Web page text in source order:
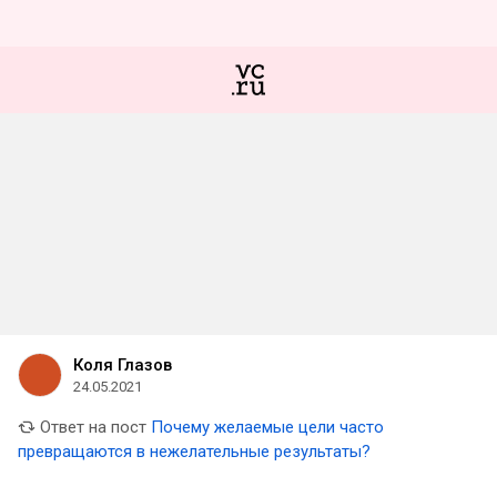
Коля Глазов
24.05.2021
Ответ на пост Почему желаемые цели часто
превращаются в нежелательные результаты?